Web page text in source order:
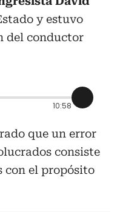
y estuvo
del conductor
10:58
que un error
consiste
con el propósito